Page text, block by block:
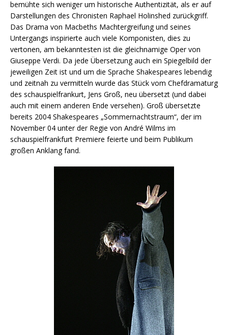
bemühte sich weniger um historische Authentizität, als er auf
Darstellungen des Chronisten Raphael Holinshed zurückgriff.
Das Drama von Macbeths Machtergreifung und seines
Untergangs inspirierte auch viele Komponisten, dies zu
vertonen, am bekanntesten ist die gleichnamige Oper von
Giuseppe Verdi. Da jede Übersetzung auch ein Spiegelbild der
jeweiligen Zeit ist und um die Sprache Shakespeares lebendig
und zeitnah zu vermitteln wurde das Stück vom Chefdramaturg
des schauspielfrankurt, Jens Groß, neu übersetzt (und dabei
auch mit einem anderen Ende versehen). Groß übersetzte
bereits 2004 Shakespeares „Sommernachtstraum“, der im
November 04 unter der Regie von André Wilms im
schauspielfrankfurt Premiere feierte und beim Publikum
großen Anklang fand.